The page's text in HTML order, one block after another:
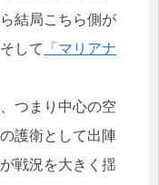
結局こちら側が
して
「マリアナ
つまり中心の空
の護衛として出陣
戦況を大きく揺